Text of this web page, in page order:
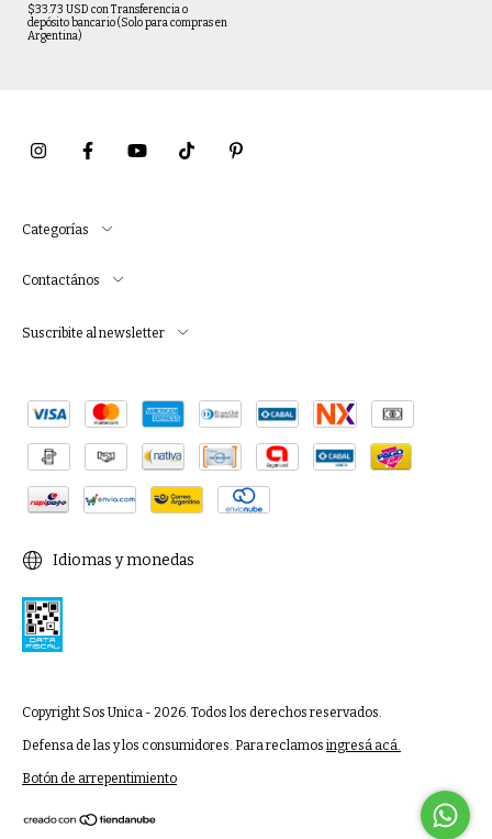
$33.73 USD conTransferencia o
depósito bancario (Solo para compras en
Argentina)
Categorías
Contactános
Suscribite al newsletter
Idiomas y monedas
Copyright Sos Unica - 2026. Todos los derechos reservados.
Defensa de las y los consumidores. Para reclamos ingresá acá.
Botón de arrepentimiento